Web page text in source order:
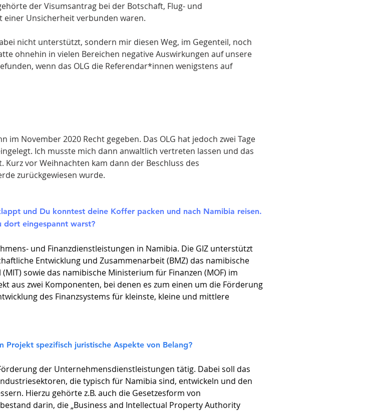
der Visumsantrag bei der Botschaft, Flug- und
Unsicherheit verbunden waren.
nicht unterstützt, sondern mir diesen Weg, im Gegenteil, noch
ohnehin in vielen Bereichen negative Auswirkungen auf unsere
wenn das OLG die Referendar*innen wenigstens auf
im November 2020 Recht gegeben. Das OLG hat jedoch zwei Tage
Ich musste mich dann anwaltlich vertreten lassen und das
vor Weihnachten kam dann der Beschluss des
zurückgewiesen wurde.
und Du konntest deine Koffer packen und nach Namibia reisen.
dort eingespannt warst?
und Finanzdienstleistungen in Namibia. Die GIZ unterstützt
Entwicklung und Zusammenarbeit (BMZ) das namibische
sowie das namibische Ministerium für Finanzen (MOF) im
aus zwei Komponenten, bei denen es zum einen um die Förderung
des Finanzsystems für kleinste, kleine und mittlere
Projekt spezifisch juristische Aspekte von Belang?
der Unternehmensdienstleistungen tätig. Dabei soll das
die typisch für Namibia sind, entwickeln und den
Hierzu gehörte z.B. auch die Gesetzesform von
darin, die „Business and Intellectual Property Authority